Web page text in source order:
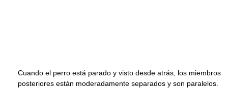
Cuando el perro está parado y visto desde atrás, los miembros
posteriores están moderadamente separados y son paralelos.